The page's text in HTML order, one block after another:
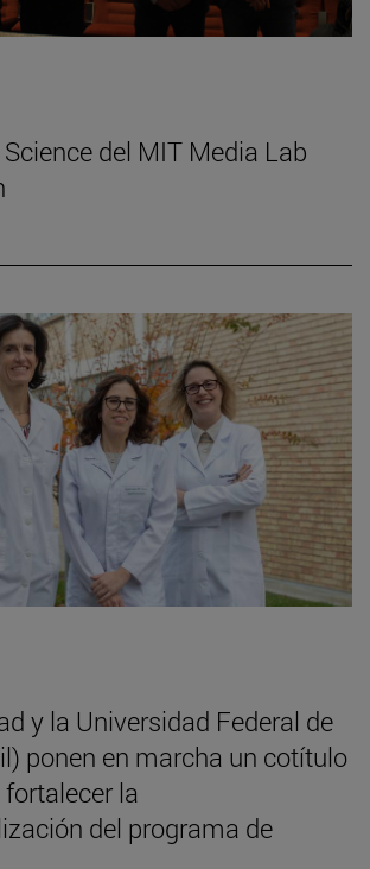
del MIT Media Lab
y la Universidad Federal de
ponen en marcha un cotítulo
la
del programa de